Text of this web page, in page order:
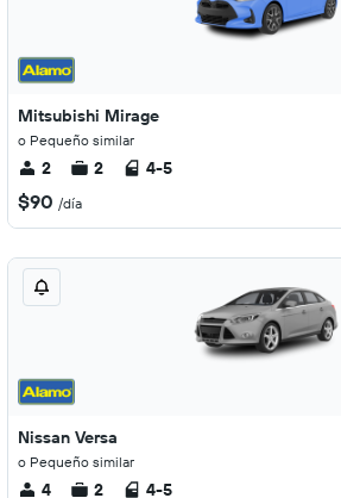
Mitsubishi Mirage
o Pequeño similar
2 2 4-5
$90 /día
Nissan Versa
o Pequeño similar
4 2 4-5